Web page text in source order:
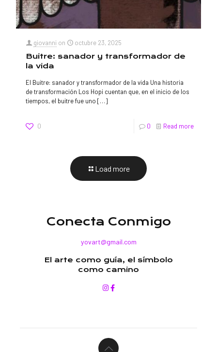
giovanni on octubre 23, 2025
Buitre: sanador y transformador de
la vida
El Buitre: sanador y transformador de la vida Una historia
de transformación Los Hopi cuentan que, en el inicio de los
tiempos, el buitre fue uno […]
0 0 Read more
Load more
Conecta Conmigo
yovart@gmail.com
El arte como guía, el símbolo
como camino